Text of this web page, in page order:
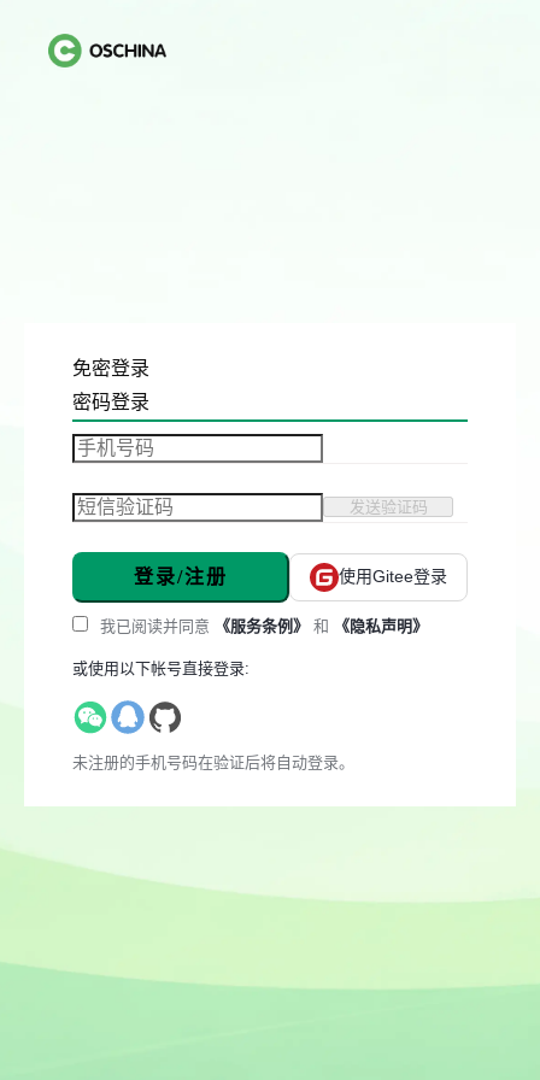
免密登录
密码登录
发送验证码
登录/注册 使用Gitee登录
我已阅读并同意 《服务条例》 和 《隐私声明》
或使用以下帐号直接登录:
未注册的手机号码在验证后将自动登录。